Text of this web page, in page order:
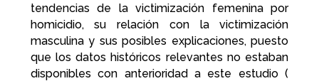
tendencias de la victimización femenina por
homicidio, su relación con la victimización
masculina y sus posibles explicaciones, puesto
que los datos históricos relevantes no estaban
disponibles con anterioridad a este estudio (